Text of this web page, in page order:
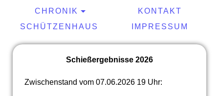
CHRONIK
KONTAKT
SCHÜTZENHAUS
IMPRESSUM
Schießergebnisse 2026
Zwischenstand vom 07.06.2026 19 Uhr: